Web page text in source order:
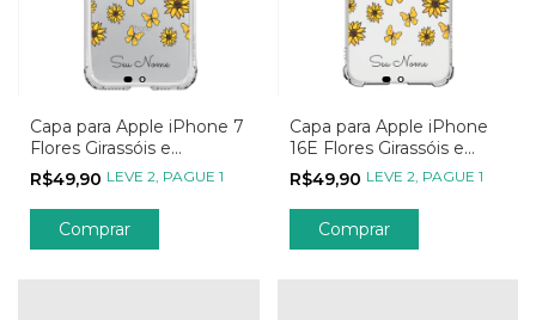
Capa para Apple iPhone 7
Flores Girassóis e
Borboletas
R$49,90 LEVE 2, PAGUE 1
Comprar
Capa para Apple iPhone
16E Flores Girassóis e
Borboletas
R$49,90 LEVE 2, PAGUE 1
Comprar